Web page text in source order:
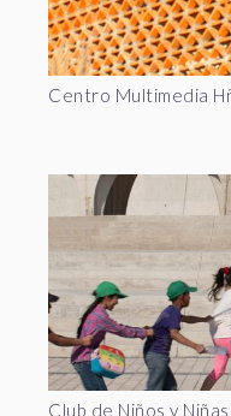
Centro Multimedia
Club de Niños y Niñas